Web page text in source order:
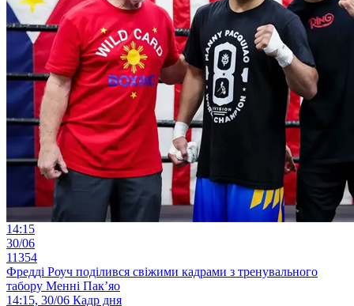
14:15
30/06
11354
Фредді Роуч поділився свіжими кадрами з тренувального
табору Менні Пак’яо
14:15, 30/06 Кадр дня